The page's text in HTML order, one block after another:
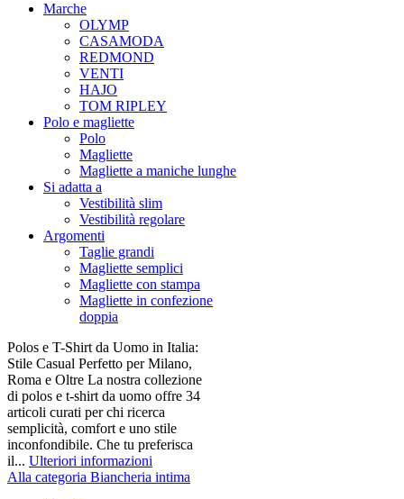
Marche
OLYMP
CASAMODA
REDMOND
VENTI
HAJO
TOM RIPLEY
Polo e magliette
Polo
Magliette
Magliette a maniche lunghe
Si adatta a
Vestibilità slim
Vestibilità regolare
Argomenti
Taglie grandi
Magliette semplici
Magliette con stampa
Magliette in confezione
doppia
Polos e T-Shirt da Uomo in Italia:
Stile Casual Perfetto per Milano,
Roma e Oltre La nostra collezione
di polos e t-shirt da uomo offre 34
articoli curati per chi ricerca
semplicità, comfort e uno stile
inconfondibile. Che tu preferisca
il... Ulteriori informazioni
Alla categoria Biancheria intima